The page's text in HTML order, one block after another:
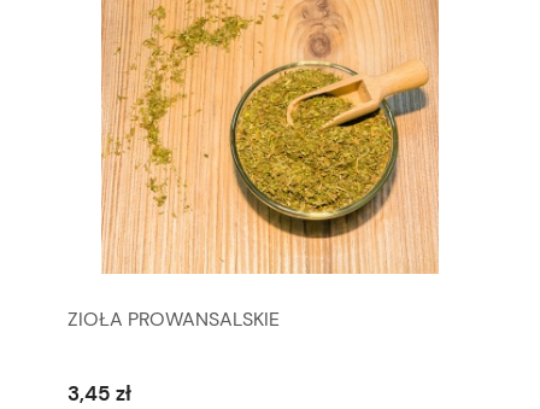
ZIOŁA PROWANSALSKIE
3,45 zł